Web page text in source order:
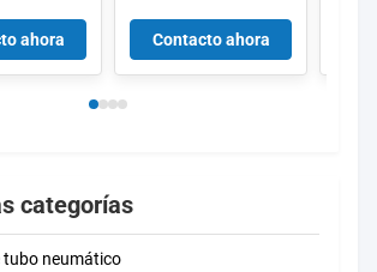
153135
de T
ahora
cilindro neumático
del pistón del finger
del aire de MHY2-
Contacto ahora
categorías
tubo neumático